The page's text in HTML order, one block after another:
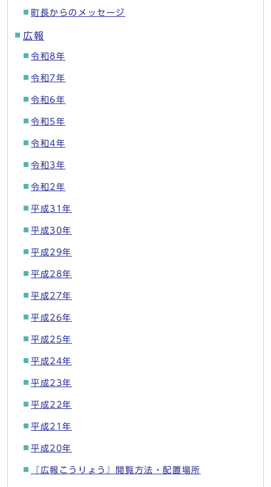
町長からのメッセージ
広報
令和8年
令和7年
令和6年
令和5年
令和4年
令和3年
令和2年
平成31年
平成30年
平成29年
平成28年
平成27年
平成26年
平成25年
平成24年
平成23年
平成22年
平成21年
平成20年
『広報こうりょう』閲覧方法・配置場所